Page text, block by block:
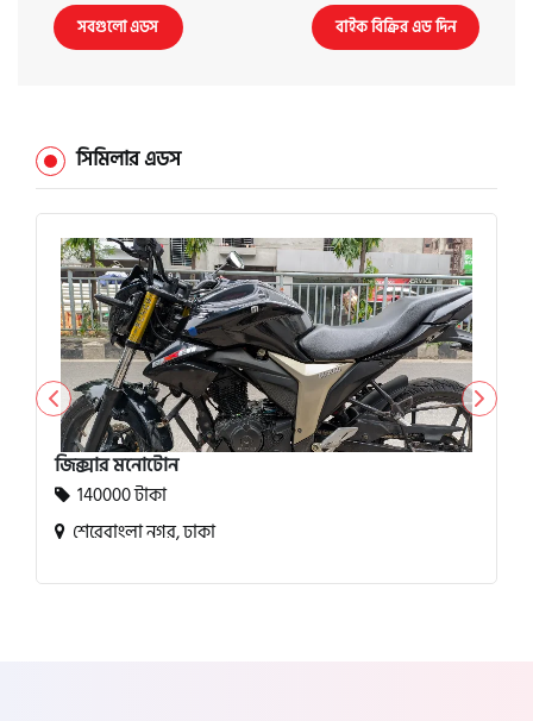
সবগুলো এডস বাইক বিক্রির এড দিন
সিমিলার এডস
জিক্সার মনোটোন
140000 টাকা
শেরেবাংলা নগর, ঢাকা